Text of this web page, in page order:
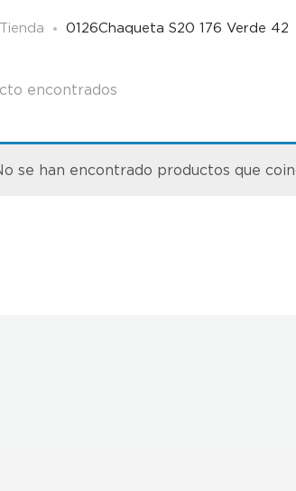
Tienda 0126Chaqueta S20 176 Verde 42
encontrados
se han encontrado productos que